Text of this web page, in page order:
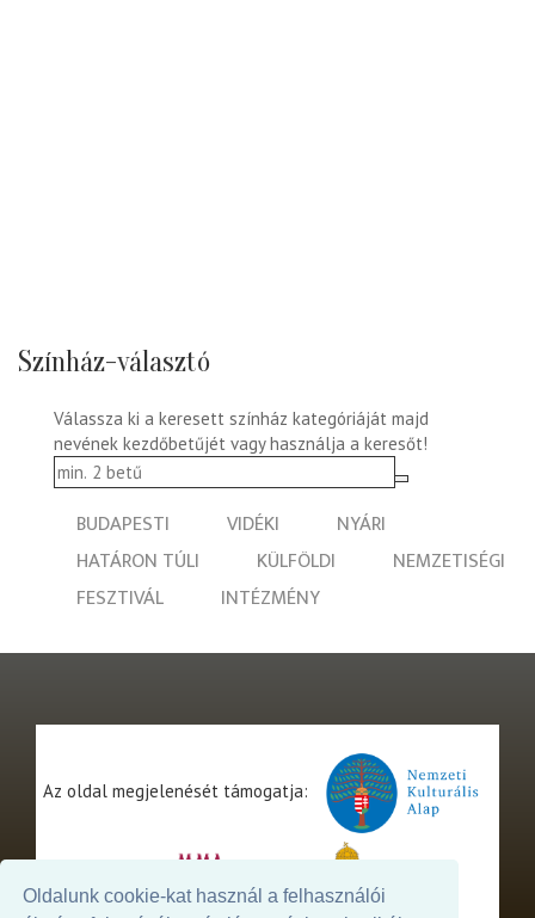
Oldalunk cookie-kat használ a felhasználói
Színház-választó
Válassza ki a keresett színház kategóriáját majd
nevének kezdőbetűjét vagy használja a keresőt!
BUDAPESTI VIDÉKI
NYÁRI
HATÁRON TÚLI
KÜLFÖLDI
NEMZETISÉGI
FESZTIVÁL
INTÉZMÉNY
Az oldal megjelenését támogatja: